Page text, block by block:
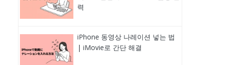
력
iPhone 동영상 나레이션 넣는 법
| iMovie로 간단 해결